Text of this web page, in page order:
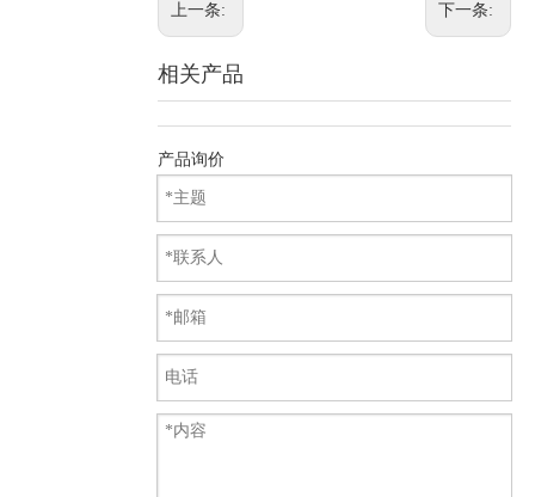
上一条: 下一条:
相关产品
产品询价